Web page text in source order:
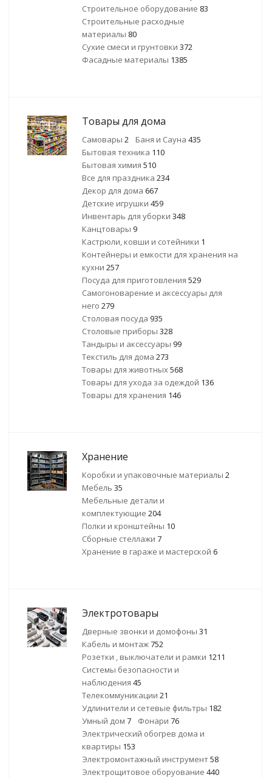
Строительное оборудование 83
Строительные расходные
материалы 80
Сухие смеси и грунтовки 372
Фасадные материалы 1385
Товары для дома
Самовары 2 Баня и Сауна 435
Бытовая техника 110
Бытовая химия 510
Все для праздника 234
Декор для дома 667
Детские игрушки 459
Инвентарь для уборки 348
Канцтовары 9
Кастрюли, ковши и сотейники 1
Контейнеры и емкости для хранения на
кухни 257
Посуда для приготовления 529
Самогоноварение и аксессуары для
него 279
Столовая посуда 935
Столовые приборы 328
Тандыры и аксессуары 99
Текстиль для дома 273
Товары для животных568
Товары для ухода за одеждой 136
Товары для хранения 146
Хранение
Коробки и упаковочные материалы 2
Мебель 35
Мебельные детали и
комплектующие 204
Полки и кронштейны 10
Сборные стеллажи 7
Хранение в гараже и мастерской 6
Электротовары
Дверные звонки и домофоны 31
Кабель и монтаж752
Розетки , выключатели и рамки 1211
Системы безопасности и
наблюдения 45
Телекоммуникации 21
Удлинители и сетевые фильтры 182
Умный дом 7 Фонари 76
Электрический обогрев дома и
квартиры 153
Электромонтажный инструмент58
Электрощитовое оборуование 440